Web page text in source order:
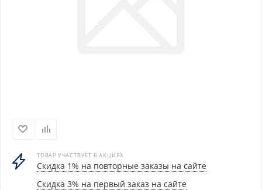
ТОВАР УЧАСТВУЕТ В АКЦИЯХ
Скидка 1% на повторные заказы на сайте
Скидка 3% на первый заказ на сайте